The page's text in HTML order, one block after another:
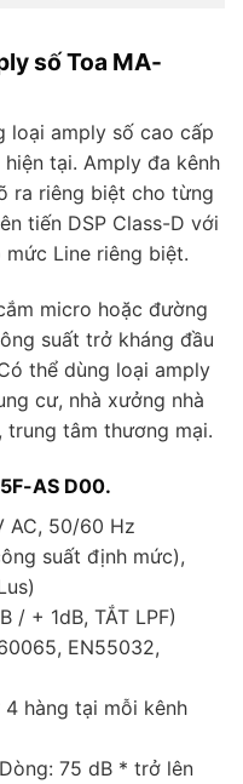
số Toa MA-
loại amply số cao cấp
tại. Amply đa kênh
ra riêng biệt cho từng
tiến DSP Class-D với
Line riêng biệt.
micro hoặc đường
suất trở kháng đầu
thể dùng loại amply
cư, nhà xưởng nhà
trung tâm thương mại.
AS D00.
AC, 50/60 Hz
suất định mức),
/ + 1dB, TẮT LPF)
EN55032,
hàng tại mỗi kênh
75 dB * trở lên